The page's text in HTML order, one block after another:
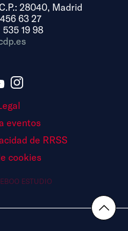
28040, Madrid
63 27
535 19 98
eventos
de RRSS
cookies
ESTUDIO